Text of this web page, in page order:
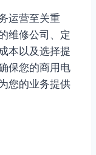
运营至关重
维修公司、定
本以及选择提
保您的商用电
您的业务提供